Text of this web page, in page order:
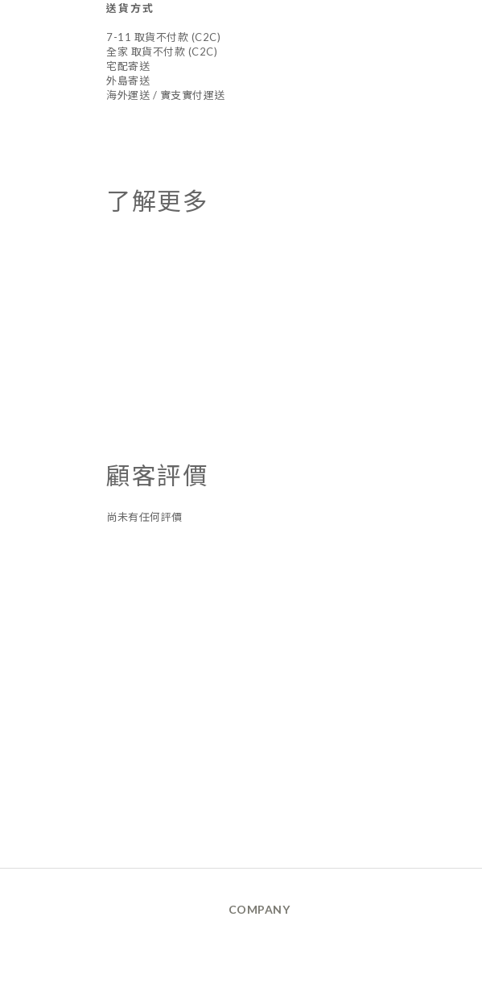
送貨方式
7-11 取貨不付款 (C2C)
全家 取貨不付款 (C2C)
宅配寄送
外島寄送
海外運送 / 實支實付運送
了解更多
顧客評價
尚未有任何評價
COMPANY